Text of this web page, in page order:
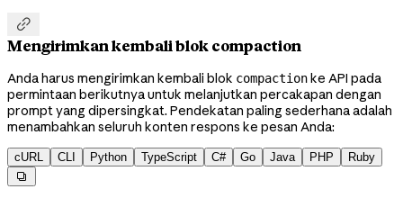

Mengirimkan kembali blok compaction
Anda harus mengirimkan kembali blok compactionke API pada
permintaan berikutnya untuk melanjutkan percakapan dengan
prompt yang dipersingkat. Pendekatan paling sederhana adalah
menambahkan seluruh konten respons ke pesan Anda:
cURL CLI Python TypeScript C# Go Java PHP Ruby
